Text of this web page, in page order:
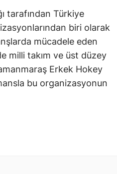
tarafından Türkiye
biri olarak
mücadele eden
milli takım ve üst düzey
Erkek Hokey
bu organizasyonun